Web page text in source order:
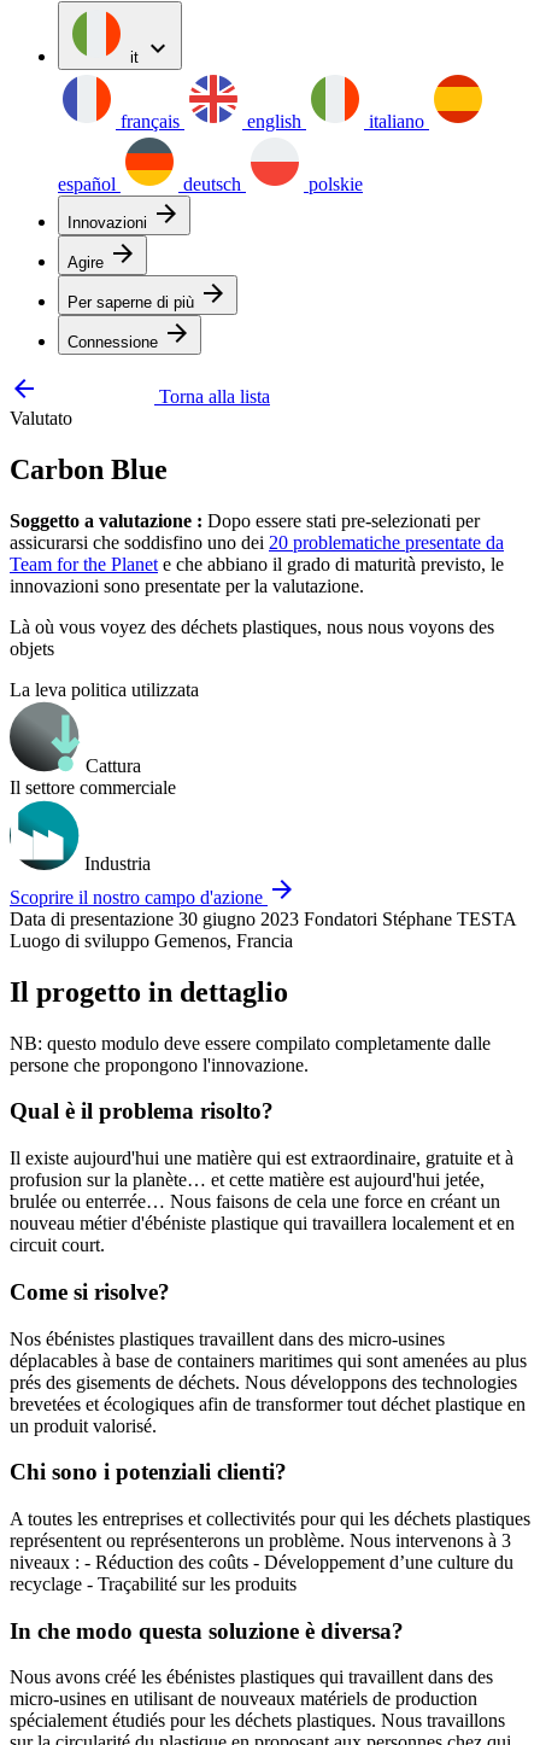
it expand_more
français english italiano
español deutsch polskie
Innovazioni arrow_forward
Agire arrow_forward
Per saperne di più arrow_forward
Connessione arrow_forward
arrow_backward
Torna alla lista
Valutato
Carbon Blue
Soggetto a valutazione : Dopo essere stati pre-selezionati per
assicurarsi che soddisfino uno dei 20 problematiche presentate da
Team for the Planet e che abbiano il grado di maturità previsto, le
innovazioni sono presentate per la valutazione.
Là où vous voyez des déchets plastiques, nous nous voyons des
objets
La leva politica utilizzata
Cattura
Il settore commerciale
Industria
Scoprire il nostro campo d'azione arrow_forward
Data di presentazione 30 giugno 2023 Fondatori Stéphane TESTA
Luogo di sviluppo Gemenos, Francia
Il progetto in dettaglio
NB: questo modulo deve essere compilato completamente dalle
persone che propongono l'innovazione.
Qual è il problema risolto?
Il existe aujourd'hui une matière qui est extraordinaire, gratuite et à
profusion sur la planète… et cette matière est aujourd'hui jetée,
brulée ou enterrée… Nous faisons de cela une force en créant un
nouveau métier d'ébéniste plastique qui travaillera localement et en
circuit court.
Come si risolve?
Nos ébénistes plastiques travaillent dans des micro-usines
déplacables à base de containers maritimes qui sont amenées au plus
prés des gisements de déchets. Nous développons des technologies
brevetées et écologiques afin de transformer tout déchet plastique en
un produit valorisé.
Chi sono i potenziali clienti?
A toutes les entreprises et collectivités pour qui les déchets plastiques
représentent ou représenterons un problème. Nous intervenons à 3
niveaux : - Réduction des coûts - Développement d’une culture du
recyclage - Traçabilité sur les produits
In che modo questa soluzione è diversa?
Nous avons créé les ébénistes plastiques qui travaillent dans des
micro-usines en utilisant de nouveaux matériels de production
spécialement étudiés pour les déchets plastiques. Nous travaillons